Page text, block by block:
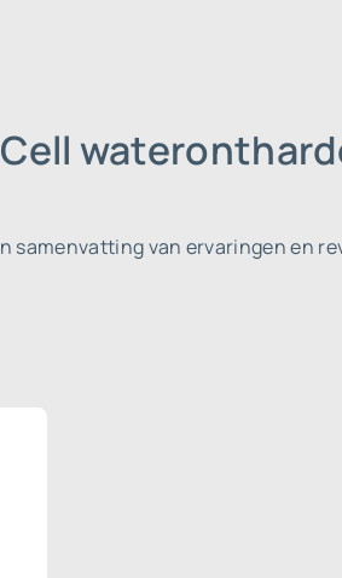
samenvatting van ervaringen en